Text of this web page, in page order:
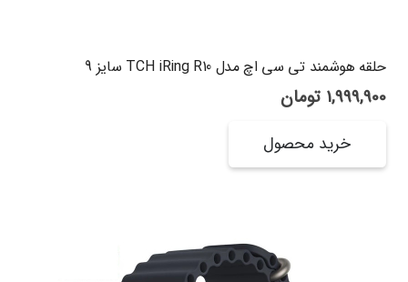
حلقه هوشمند تی سی اچ مدل TCH iRing R10 سایز 9
1,999,900 تومان
خرید محصول